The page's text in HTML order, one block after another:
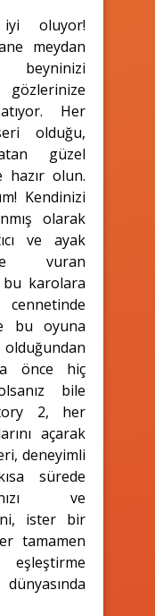
oluyor!
meydan
beyninizi
Her
olduğu,
güzel
hazır olun.
Kendinizi
olarak
ve ayak
vuran
karolara
bu oyuna
olduğundan
önce hiç
bile
2, her
açarak
deneyimli
sürede
ve
ister bir
tamamen